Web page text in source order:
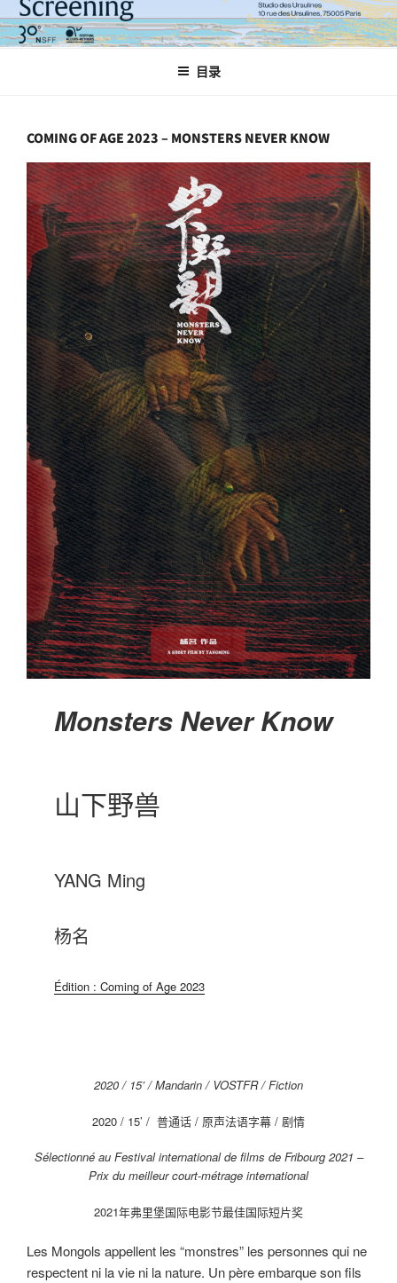
至
内
目录
COMING OF AGE 2023 – MONSTERS NEVER KNOW
Monsters Never Know
山下野兽
YANG Ming
杨名
Édition : Coming of Age 2023
2020 / 15’ / Mandarin / VOSTFR / Fiction
2020 / 15’ / 普通话 / 原声法语字幕 / 剧情
Sélectionné au Festival international de films de Fribourg 2021 –
Prix du meilleur court-métrage international
2021年弗里堡国际电影节最佳国际短片奖
Les Mongols appellent les “monstres” les personnes qui ne
respectent ni la vie ni la nature. Un père embarque son fils